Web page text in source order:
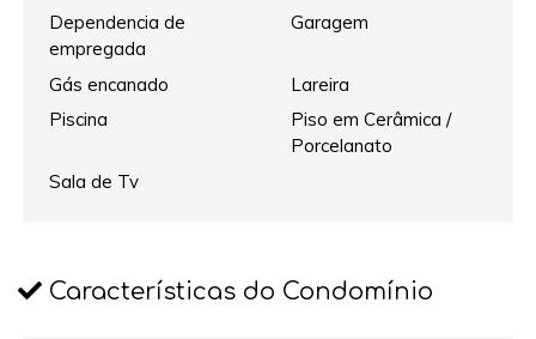
Dependencia de
empregada
Garagem
Gás encanado
Lareira
Piscina
Piso em Cerâmica /
Porcelanato
Sala de Tv
Características do Condomínio